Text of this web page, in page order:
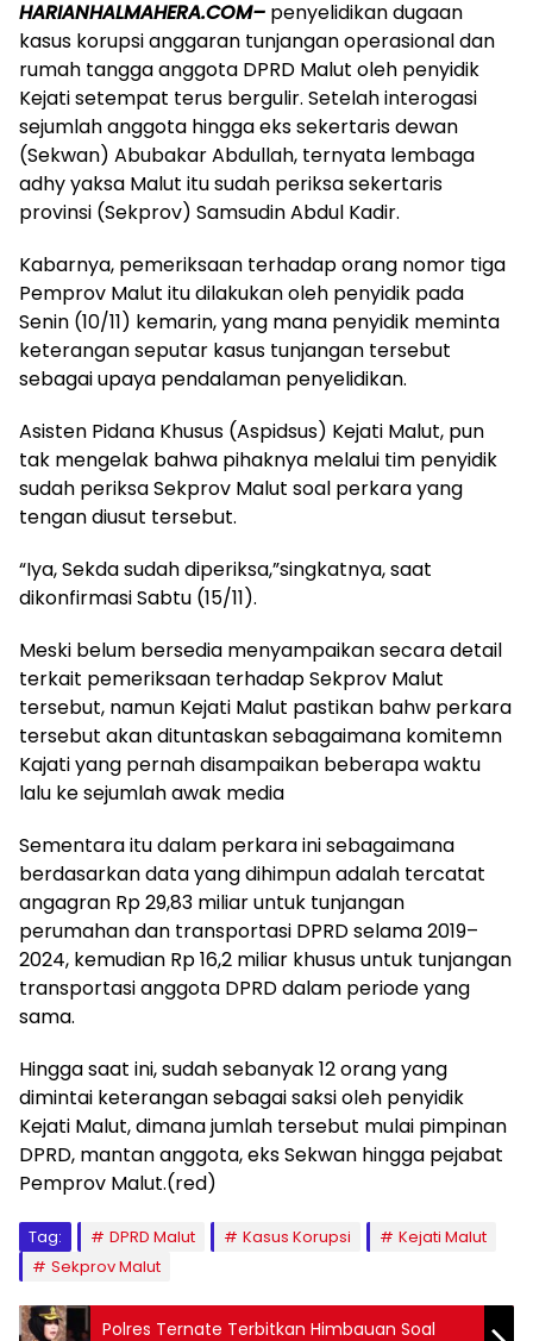
HARIANHALMAHERA.COM– penyelidikan dugaan
kasus korupsi anggaran tunjangan operasional dan
rumah tangga anggota DPRD Malut oleh penyidik
Kejati setempat terus bergulir. Setelah interogasi
sejumlah anggota hingga eks sekertaris dewan
(Sekwan) Abubakar Abdullah, ternyata lembaga
adhy yaksa Malut itu sudah periksa sekertaris
provinsi (Sekprov) Samsudin Abdul Kadir.
Kabarnya, pemeriksaan terhadap orang nomor tiga
Pemprov Malut itu dilakukan oleh penyidik pada
Senin (10/11) kemarin, yang mana penyidik meminta
keterangan seputar kasus tunjangan tersebut
sebagai upaya pendalaman penyelidikan.
Asisten Pidana Khusus (Aspidsus) Kejati Malut, pun
tak mengelak bahwa pihaknya melalui tim penyidik
sudah periksa Sekprov Malut soal perkara yang
tengan diusut tersebut.
“Iya, Sekda sudah diperiksa,”singkatnya, saat
dikonfirmasi Sabtu (15/11).
Meski belum bersedia menyampaikan secara detail
terkait pemeriksaan terhadap Sekprov Malut
tersebut, namun Kejati Malut pastikan bahw perkara
tersebut akan dituntaskan sebagaimana komitemn
Kajati yang pernah disampaikan beberapa waktu
lalu ke sejumlah awak media
Sementara itu dalam perkara ini sebagaimana
berdasarkan data yang dihimpun adalah tercatat
angagran ‎‎Rp 29,83 miliar untuk tunjangan
perumahan dan transportasi DPRD selama 2019–
2024, kemudian ‎‎Rp 16,2 miliar khusus untuk tunjangan
transportasi anggota DPRD dalam periode yang
sama.
‎‎‎Hingga saat ini, sudah sebanyak 12 orang yang
dimintai keterangan sebagai saksi oleh penyidik
Kejati Malut, dimana jumlah tersebut mulai pimpinan
DPRD, mantan anggota, eks Sekwan hingga pejabat
Pemprov Malut.(red)
Tag: DPRD Malut Kasus Korupsi
Kejati Malut
Sekprov Malut
Polres Ternate Terbitkan Himbauan Soal